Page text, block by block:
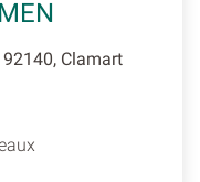
Clamart